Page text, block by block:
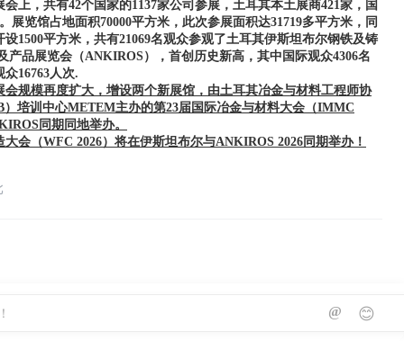
会上，共有42个国家的1137家公司参展，土耳其本土展商421家，国
展览馆占地面积70000平方米，此次参展面积达31719多平方米，同
设1500平方米，共有21069名观众参观了土耳其伊斯坦布尔钢铁及铸
产品展览会（ANKIROS），首创历史新高，其中国际观众4306名
16763人次.
会规模再度扩大，增设两个新展馆，由土耳其冶金与材料工程师协
培训中心METEM主办的第23届国际冶金与材料大会（IMMC
同期同地举办。
大会（WFC 2026）将在伊斯坦布尔与ANKIROS 2026同期举办！
@ 😊